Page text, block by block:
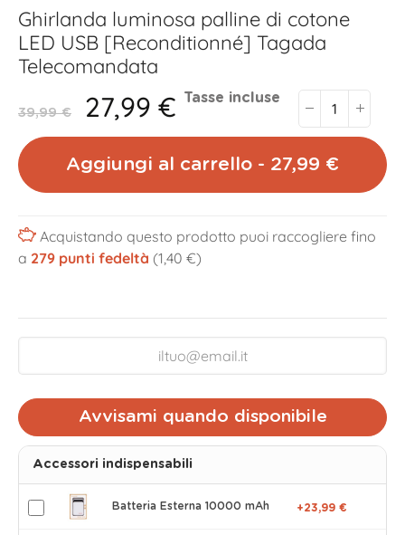
Ghirlanda luminosa palline di cotone
LED USB [Reconditionné] Tagada
Telecomandata
39,99 € 27,99 € Tasse incluse
Aggiungi al carrello - 27,99 €
Acquistando questo prodotto puoi raccogliere fino
a 279 punti fedeltà (1,40 €)
Avvisami quando disponibile
Accessori indispensabili
Batteria Esterna 10000 mAh +23,99 €